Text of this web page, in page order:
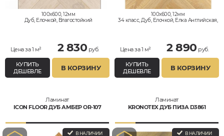
100x600, 12мм
Дуб, Елочкой, Влагостойкий
Цена за 1 м² 2 830 руб.
КУПИТЬ
ДЕШЕВЛЕ
В КОРЗИНУ
100x600, 12мм
34 класс, Дуб, Елочкой, Елка Английская,
Цена за 1 м² 2 890 руб.
КУПИТЬ
ДЕШЕВЛЕ
В КОРЗИНУ
Ламинат
ICON FLOOR ДУБ АМБЕР OR-107
В НАЛИЧИИ
Ламинат
KRONOTEX ДУБ ПИЗА D3861
В НАЛИЧИИ